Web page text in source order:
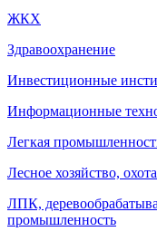
ЖКХ
Здравоохранение
Инвестиционные
Информационные
Легкая
Лесное хозяйство,
ЛПК,
промышленность